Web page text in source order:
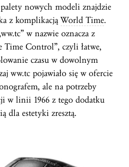
nowych modeli znajdzie
z komplikacjąWorld Time.
w nazwie oznacza z
Time Control”, czyli łatwe,
czasu w dowolnym
ww.tc pojawiało się w ofercie
ale na potrzeby
w linii 1966 z tego dodatku
dla estetyki zresztą.